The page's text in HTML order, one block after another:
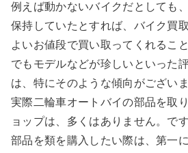
例えば動かないバイクだとしても
保持していたとすれば、バイク買
よいお値段で買い取ってくれるこ
でもモデルなどが珍しいといった
は、特にそのような傾向がございま
実際二輪車オートバイの部品を取
ョップは、多くはありません。で
部品を類を購入したい際は、第一